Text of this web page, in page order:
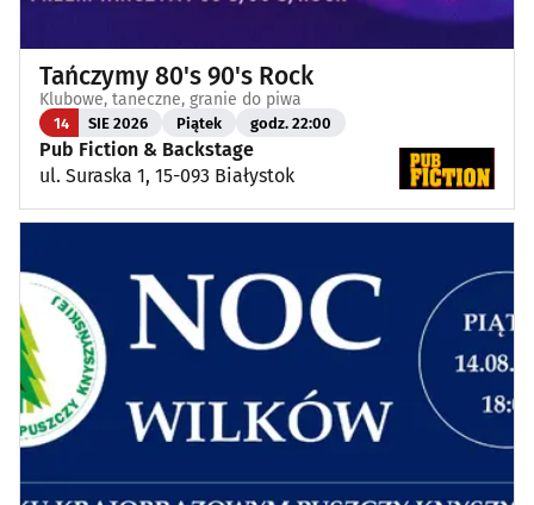
Tańczymy 80's 90's Rock
Klubowe, taneczne, granie do piwa
14 SIE 2026 Piątek godz. 22:00
Pub Fiction & Backstage
ul. Suraska 1, 15-093 Białystok